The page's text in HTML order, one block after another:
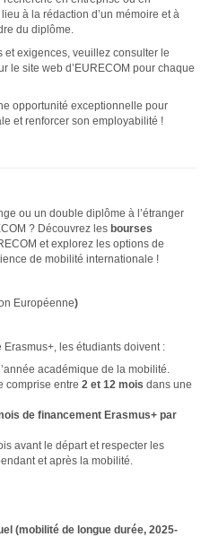
à la rédaction d’un mémoire et à
du diplôme.
et exigences, veuillez consulter le
le site web d’EURECOM pour chaque
opportunité exceptionnelle pour
et renforcer son employabilité !
ou un double diplôme à l’étranger
? Découvrez les bourses
et explorez les options de
de mobilité internationale !
Européenne)
les étudiants doivent :
académique de la mobilité.
comprise entre 2 et 12 mois dans une
de financement Erasmus+ par
avant le départ et respecter les
et après la mobilité.
(mobilité de longue durée, 2025-